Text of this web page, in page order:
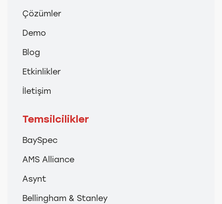
Çözümler
Demo
Blog
Etkinlikler
İletişim
Temsilcilikler
BaySpec
AMS Alliance
Asynt
Bellingham & Stanley